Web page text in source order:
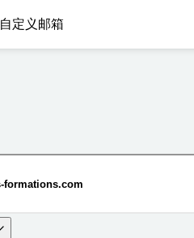
自定义邮箱